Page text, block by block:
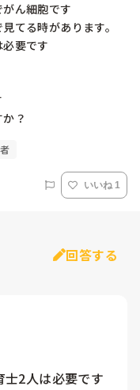
ん細胞です
てる時があります。
要です
？
いいね 1
回答する
2人は必要です